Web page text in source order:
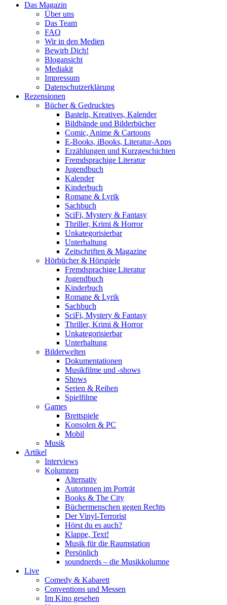
Das Magazin
Über uns
Das Team
FAQ
Wir in den Medien
Bewirb Dich!
Blogansicht
Mediakit
Impressum
Datenschutzerklärung
Rezensionen
Bücher & Gedrucktes
Basteln, Kreatives, Kalender
Bildbände und Bilderbücher
Comic, Anime & Cartoons
E-Books, iBooks, Literatur-Apps
Erzählungen und Kurzgeschichten
Fremdsprachige Literatur
Jugendbuch
Kalender
Kinderbuch
Romane & Lyrik
Sachbuch
SciFi, Mystery & Fantasy
Thriller, Krimi & Horror
Unkategorisierbar
Unterhaltung
Zeitschriften & Magazine
Hörbücher & Hörspiele
Fremdsprachige Literatur
Jugendbuch
Kinderbuch
Romane & Lyrik
Sachbuch
SciFi, Mystery & Fantasy
Thriller, Krimi & Horror
Unkategorisierbar
Unterhaltung
Bilderwelten
Dokumentationen
Musikfilme und -shows
Shows
Serien & Reihen
Spielfilme
Games
Brettspiele
Konsolen & PC
Mobil
Musik
Artikel
Interviews
Kolumnen
Alternativ
Autorinnen im Porträt
Books & The City
Büchermenschen gegen Rechts
Der Vinyl-Terrorist
Hörst du es auch?
Klappe, Text!
Musik für die Raumstation
Persönlich
soundnerds – die Musikkolumne
Live
Comedy & Kabarett
Conventions und Messen
Im Kino gesehen